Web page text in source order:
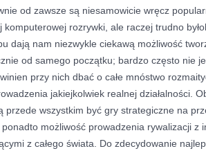
od zawsze są niesamowicie wręcz
rozrywki, ale raczej trudno
dają nam niezwykle ciekawą możliwość
od samego początku; bardzo często nie
przy nich dbać o całe mnóstwo
jakiejkolwiek realnej działalności.
przede wszystkim być gry strategiczne na
możliwość prowadzenia rywalizacji z
z całego świata. Do zdecydowanie